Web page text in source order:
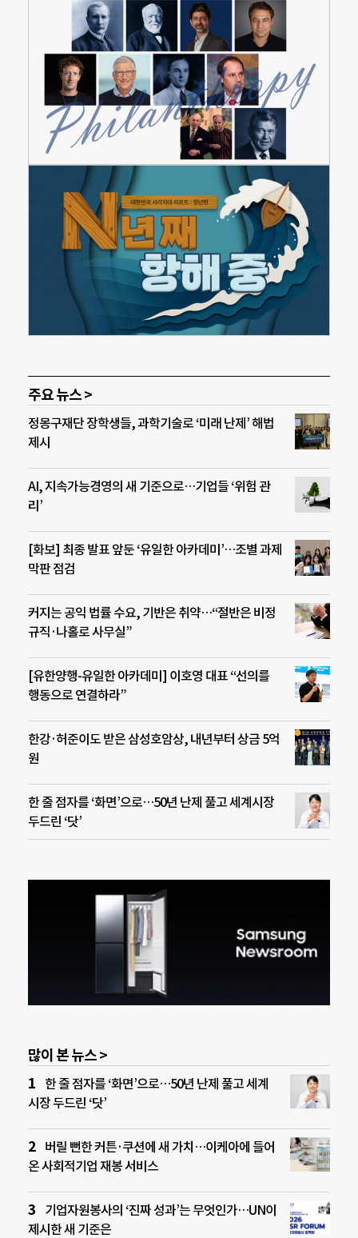
주요 뉴스 >
정몽구재단 장학생들, 과학기술로 ‘미래 난제’ 해법
제시
AI, 지속가능경영의 새 기준으로…기업들 ‘위험 관
리’
[화보] 최종 발표 앞둔 ‘유일한 아카데미’…조별 과제
막판 점검
커지는 공익 법률 수요, 기반은 취약…“절반은 비정
규직·나홀로 사무실”
[유한양행-유일한 아카데미] 이호영 대표 “선의를
행동으로 연결하라”
한강·허준이도 받은 삼성호암상, 내년부터 상금 5억
원
한 줄 점자를 ‘화면’으로…50년 난제 풀고 세계시장
두드린 ‘닷’
많이 본 뉴스 >
한 줄 점자를 ‘화면’으로…50년 난제 풀고 세계
시장 두드린 ‘닷’
버릴 뻔한 커튼·쿠션에 새 가치…이케아에 들어
온 사회적기업 재봉 서비스
기업자원봉사의 ‘진짜 성과’는 무엇인가…UN이
제시한 새 기준은